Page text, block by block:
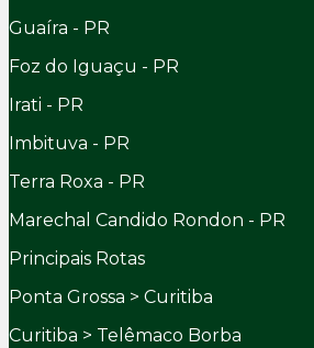
Guaíra - PR
Foz do Iguaçu - PR
Irati - PR
Imbituva - PR
Terra Roxa - PR
Marechal Candido Rondon - PR
Principais Rotas
Ponta Grossa > Curitiba
Curitiba > Telêmaco Borba